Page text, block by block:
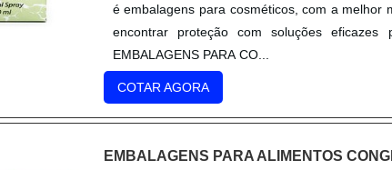
é embalagens para cosméticos, com a melhor
encontrar proteção com soluções eficazes
EMBALAGENS PARA CO...
COTAR AGORA
EMBALAGENS PARA ALIMENTOS